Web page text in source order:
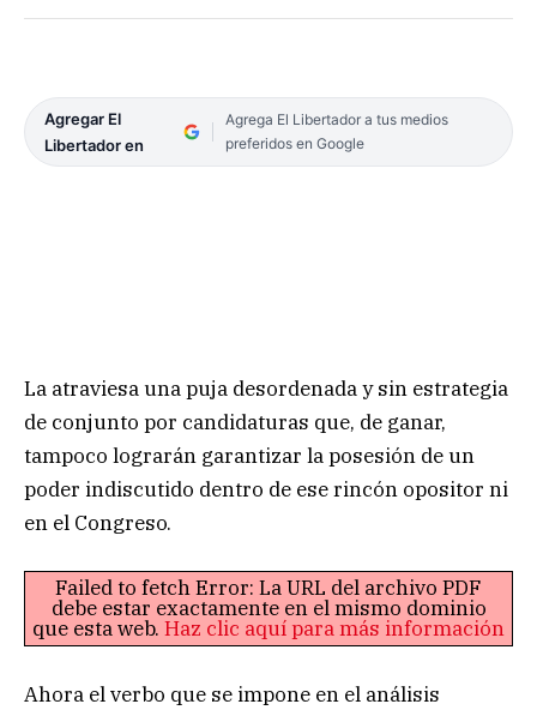
Agregar El
Libertador en
Agrega El Libertador a tus medios
preferidos en Google
La atraviesa una puja desordenada y sin estrategia
de conjunto por candidaturas que, de ganar,
tampoco lograrán garantizar la posesión de un
poder indiscutido dentro de ese rincón opositor ni
en el Congreso.
Failed to fetch Error: La URL del archivo PDF
debe estar exactamente en el mismo dominio
que esta web. Haz clic aquí para más información
Ahora el verbo que se impone en el análisis